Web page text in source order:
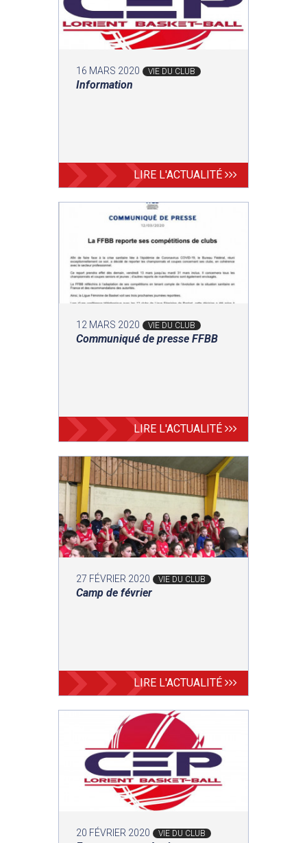
16 MARS 2020 VIE DU CLUB
Information
LIRE L'ACTUALITÉ
12 MARS 2020 VIE DU CLUB
Communiqué de presse FFBB
LIRE L'ACTUALITÉ
27 FÉVRIER 2020 VIE DU CLUB
Camp de février
LIRE L'ACTUALITÉ
20 FÉVRIER 2020 VIE DU CLUB